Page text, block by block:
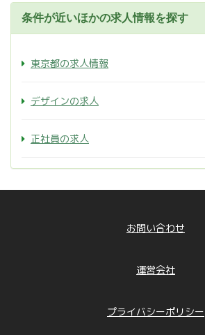
条件が近いほかの求人情報を探す
東京都の求人情報
デザインの求人
正社員の求人
お問い合わせ
運営会社
プライバシーポリシー